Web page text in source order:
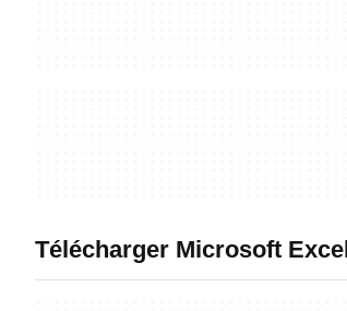
Télécharger Microsoft